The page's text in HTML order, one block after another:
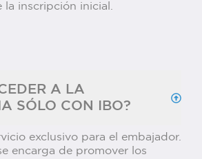
inscripción inicial.
A LA
SÓLO CON IBO?
exclusivo para el embajador.
encarga de promover los